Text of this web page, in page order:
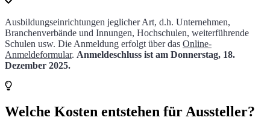
Ausbildungseinrichtungen jeglicher Art, d.h. Unternehmen,
Branchenverbände und Innungen, Hochschulen, weiterführende
Schulen usw. Die Anmeldung erfolgt über das Online-
Anmeldeformular. Anmeldeschluss ist am Donnerstag, 18.
Dezember 2025.
Welche Kosten entstehen für Aussteller?